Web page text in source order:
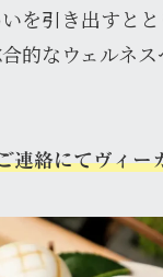
を引き出すと
的なウェルネ
連絡にてヴィー